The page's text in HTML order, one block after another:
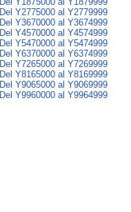
Del Y2775000 al Y2779999
Del Y3670000 al Y3674999
Del Y4570000 al Y4574999
Del Y5470000 al Y5474999
Del Y6370000 al Y6374999
Del Y7265000 al Y7269999
Del Y8165000 al Y8169999
Del Y9065000 al Y9069999
Del Y9960000 al Y9964999